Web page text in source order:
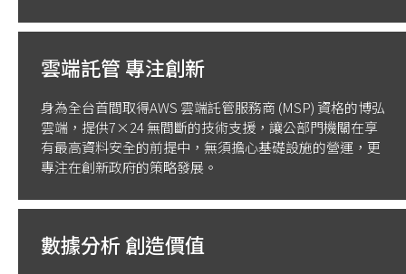
雲端託管 專注創新
身為全台首間取得AWS 雲端託管服務商 (MSP) 資格的博弘
雲端，提供7×24 無間斷的技術支援，讓公部門機關在享
有最高資料安全的前提中，無須擔心基礎設施的營運，更
專注在創新政府的策略發展。
數據分析 創造價值